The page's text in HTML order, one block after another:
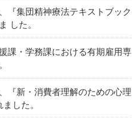
『集団精神療法テキストブック
した。
課・学務課における有期雇用専
『新・消費者理解のための心理
した。